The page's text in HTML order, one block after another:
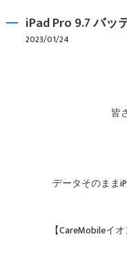
iPad Pro 9.7 バッ
2023/01/24
皆
データそのまま
【CareMobileイ